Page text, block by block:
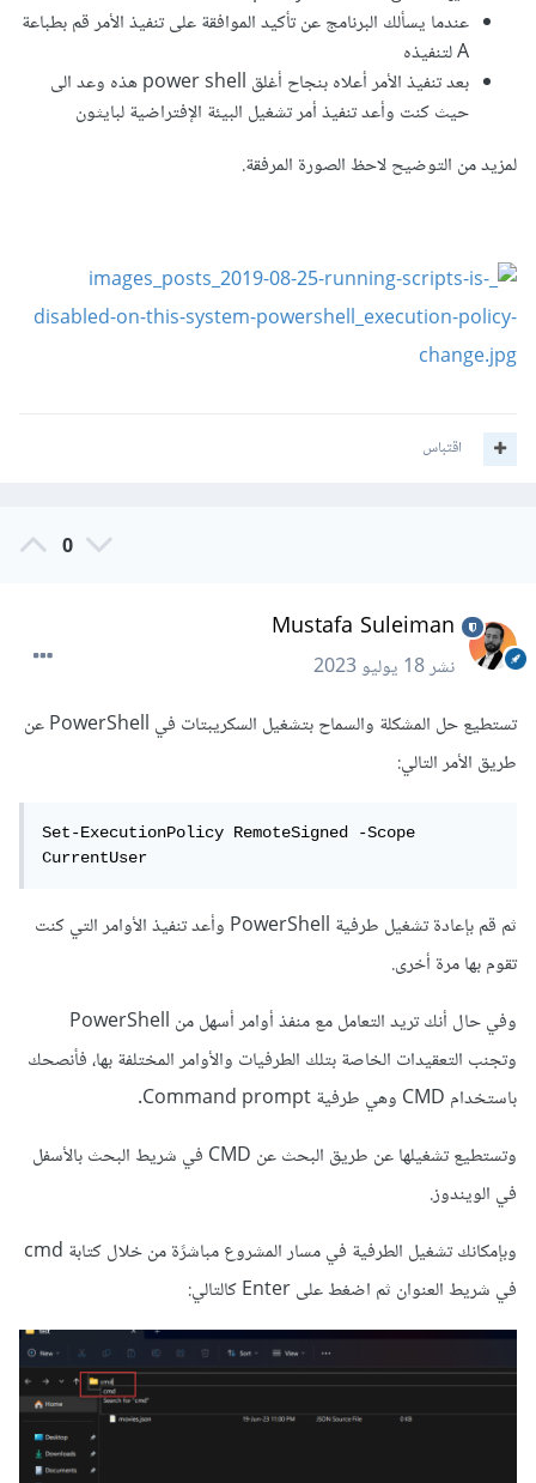
عندما يسألك البرنامج عن تأكيد الموافقة على تنفيذ الأمر قم بطباعة
A لتنفيذه
بعد تنفيذ الأمر أعلاه بنجاح أغلق power shell هذه وعد الى
حيث كنت وأعد تنفيذ أمر تشغيل البيئة الإفتراضية لبايثون
لمزيد من التوضيح لاحظ الصورة المرفقة.
اقتباس
0
Mustafa Suleiman
نشر18 يوليو 2023
تستطيع حل المشكلة والسماح بتشغيل السكريبتات في PowerShell عن
طريق الأمر التالي:
Set-ExecutionPolicy RemoteSigned -Scope
CurrentUser
ثم قم بإعادة تشغيل طرفية PowerShell وأعد تنفيذ الأوامر التي كنت
تقوم بها مرة أخرى.
وفي حال أنك تريد التعامل مع منفذ أوامر أسهل من PowerShell
وتجنب التعقيدات الخاصة بتلك الطرفيات والأوامر المختلفة بها، فأنصحك
باستخدام CMD وهي طرفية Command prompt.
وتستطيع تشغيلها عن طريق البحث عن CMD في شريط البحث بالأسفل
في الويندوز.
وبإمكانك تشغيل الطرفية في مسار المشروع مباشرًة من خلال كتابة cmd
في شريط العنوان ثم اضغط على Enter كالتالي: